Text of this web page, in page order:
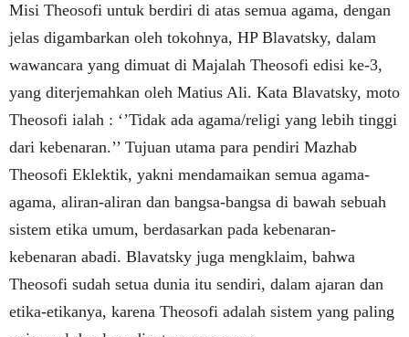
Misi Theosofi untuk berdiri di atas semua agama, dengan
jelas digambarkan oleh tokohnya, HP Blavatsky, dalam
wawancara yang dimuat di Majalah Theosofi edisi ke-3,
yang diterjemahkan oleh Matius Ali. Kata Blavatsky, moto
Theosofi ialah : ‘’Tidak ada agama/religi yang lebih tinggi
dari kebenaran.’’ Tujuan utama para pendiri Mazhab
Theosofi Eklektik, yakni mendamaikan semua agama-
agama, aliran-aliran dan bangsa-bangsa di bawah sebuah
sistem etika umum, berdasarkan pada kebenaran-
kebenaran abadi. Blavatsky juga mengklaim, bahwa
Theosofi sudah setua dunia itu sendiri, dalam ajaran dan
etika-etikanya, karena Theosofi adalah sistem yang paling